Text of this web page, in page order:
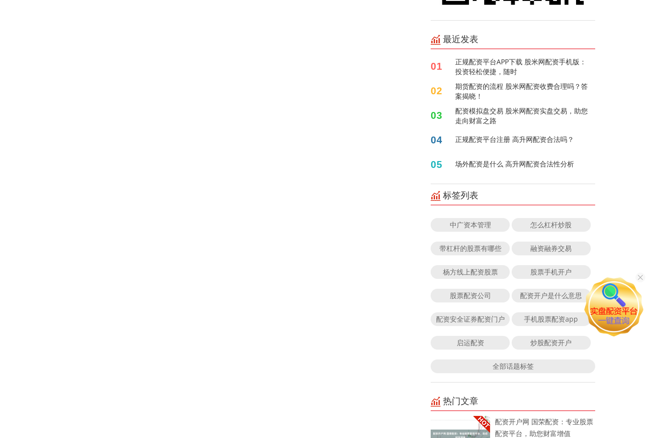
最近发表
01
正规配资平台APP下载 股米网配资手机版：
投资轻松便捷，随时
02
期货配资的流程 股米网配资收费合理吗？答
案揭晓！
03
配资模拟盘交易 股米网配资实盘交易，助您
走向财富之路
04 正规配资平台注册 高升网配资合法吗？
05 场外配资是什么 高升网配资合法性分析
标签列表
中广资本管理 怎么杠杆炒股
带杠杆的股票有哪些 融资融券交易
杨方线上配资股票 股票手机开户
股票配资公司 配资开户是什么意思
配资安全证券配资门户 手机股票配资app
启运配资 炒股配资开户
全部话题标签
热门文章
配资开户网 国荣配资：专业股票
配资平台，助您财富增值